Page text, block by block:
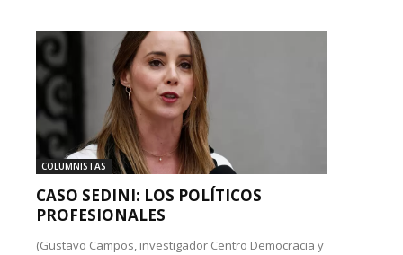
COLUMNISTAS
CASO SEDINI: LOS POLÍTICOS
PROFESIONALES
(Gustavo Campos, investigador Centro Democracia y